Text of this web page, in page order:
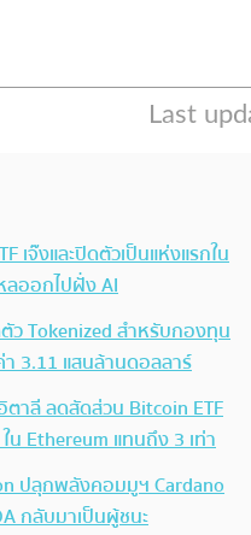
เจ๊งและปิดตัวเป็นแห่งแรกใน
ลออกไปฝั่ง AI
ว Tokenized สำหรับกองทุน
3.11 แสนล้านดอลลาร์
าลี ลดสัดส่วน Bitcoin ETF
Ethereum แทนถึง 3 เท่า
ปลุกพลังคอมมูฯ Cardano
กลับมาเป็นผู้ชนะ